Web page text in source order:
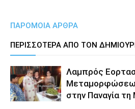
ΠΑΡΟΜΟΙΑ ΑΡΘΡΑ
ΠΕΡΙΣΣΟΤΕΡΑ ΑΠΟ ΤΟΝ
Λαμπρός
στην Παναγία